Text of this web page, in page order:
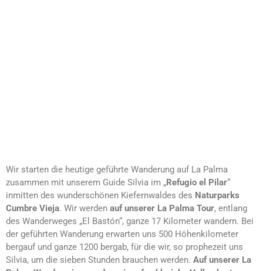
Wir starten die heutige geführte Wanderung auf La Palma
zusammen mit unserem Guide Silvia im „Refugio el Pilar“
inmitten des wunderschönen Kiefernwaldes des Naturparks
Cumbre Vieja. Wir werden auf unserer La Palma Tour, entlang
des Wanderweges „El Bastón“, ganze 17 Kilometer wandern. Bei
der geführten Wanderung erwarten uns 500 Höhenkilometer
bergauf und ganze 1200 bergab, für die wir, so prophezeit uns
Silvia, um die sieben Stunden brauchen werden. Auf unserer La